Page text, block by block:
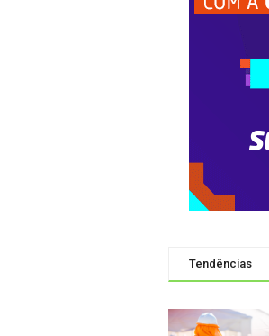
Tendências